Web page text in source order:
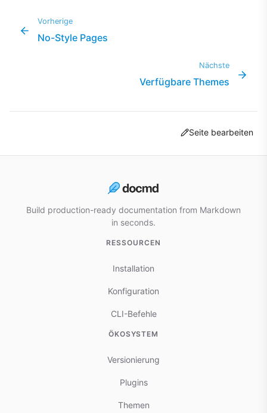
Vorherige
No-Style Pages
Nächste
Verfügbare Themes
Seite bearbeiten
Build production-ready documentation from Markdown
in seconds.
RESSOURCEN
Installation
Konfiguration
CLI-Befehle
ÖKOSYSTEM
Versionierung
Plugins
Themen